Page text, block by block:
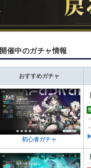
開催中のガチャ情報
おすすめガチャ
初心者ガチャ
・